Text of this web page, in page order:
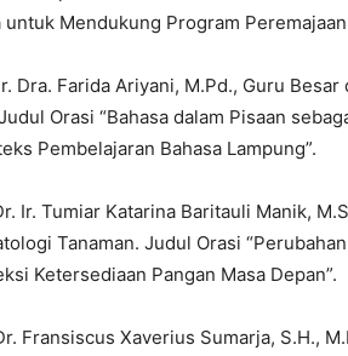
untuk Mendukung Program
Dra. Farida Ariyani, M.Pd., Guru
Orasi “Bahasa dalam Pisaan
Pembelajaran Bahasa Lampung”.
Ir. Tumiar Katarina Baritauli Manik,
Tanaman. Judul Orasi
Ketersediaan Pangan Masa Depan”.
Fransiscus Xaverius Sumarja, S.H.,